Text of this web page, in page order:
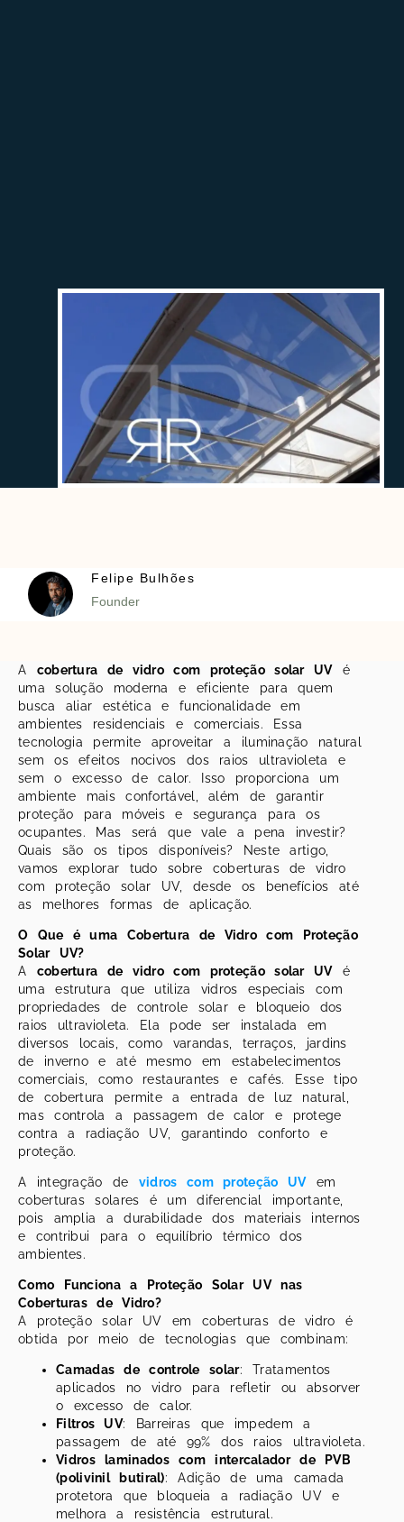
Felipe Bulhões
Founder
A cobertura de vidro com proteção solar UVé
uma solução moderna e eficiente para quem
busca aliar estética e funcionalidade em
ambientes residenciais e comerciais. Essa
tecnologia permite aproveitar a iluminação natural
sem os efeitos nocivos dos raios ultravioleta e
sem o excesso de calor. Isso proporciona um
ambiente mais confortável, além de garantir
proteção para móveis e segurança para os
ocupantes. Mas será que vale a pena investir?
Quais são os tipos disponíveis? Neste artigo,
vamos explorar tudo sobre coberturas de vidro
com proteção solar UV, desde os benefícios até
as melhores formas de aplicação.
O Que é uma Cobertura de Vidro com Proteção
Solar UV?
A cobertura de vidro com proteção solar UVé
uma estrutura que utiliza vidros especiais com
propriedades de controle solar e bloqueio dos
raios ultravioleta. Ela pode ser instalada em
diversos locais, como varandas, terraços, jardins
de inverno e até mesmo em estabelecimentos
comerciais, como restaurantes e cafés. Esse tipo
de cobertura permite a entrada de luz natural,
mas controla a passagem de calor e protege
contra a radiação UV, garantindo conforto e
proteção.
A integração de vidros com proteção UVem
coberturas solares é um diferencial importante,
pois amplia a durabilidade dos materiais internos
e contribui para o equilíbrio térmico dos
ambientes.
Como Funciona a Proteção Solar UV nas
Coberturas de Vidro?
A proteção solar UV em coberturas de vidro é
obtida por meio de tecnologias que combinam:
Camadas de controle solar: Tratamentos
aplicados no vidro para refletir ou absorver
o excesso de calor.
Filtros UV: Barreiras que impedem a
passagem de até 99% dos raios ultravioleta.
Vidros laminados com intercalador de PVB
(polivinil butiral): Adição de uma camada
protetora que bloqueia a radiação UV e
melhora a resistência estrutural.